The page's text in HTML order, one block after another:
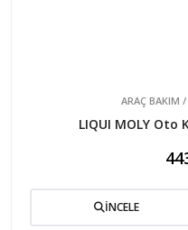
ARAÇ BAKIM
LIQUI MOLY Oto
İNCELE